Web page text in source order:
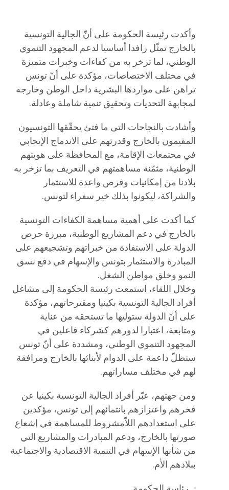
وأكدت رئيسة الحكومة على أنّ الجالية التونسية
بالخارج تمثّل رافدا أساسيا لدعم المجهود التنموي
الوطني، لما تزخر به من كفاءات وخبرات متميزة
في مختلف الاختصاصات، مؤكدة على أنّ تونس
تراهن على مواردها البشرية داخل الوطن وخارجه
لمجابهة التحديات وتحقيق تنمية شاملة وعادلة.
وأشادت بالنجاحات التي ما فتئ يحقّقها التونسيون
المقيمون بالخارج وقدرتهم على الاندماج الإيجابي
في مجتمعات الإقامة، مع المحافظة على هويتهم
الوطنية، مثمّنة مساهمتهم في التعريف بما تزخر به
بلادنا من إمكانيات وفرص واعدة للاستثمار
والشراكة، ليكونوا بذلك خير سفراء لتونس.
كما أكدت على أهمية مساهمة الكفاءات التونسية
بالخارج في دعم المشاريع الوطنية، مبرزة حرص
الدولة على الاستفادة من خبراتهم وتشجيعهم على
المبادرة والاستثمار بتونس والإسهام في دفع نسق
النمو وخلق مواطن الشغل.
وخلال اللقاء، استمعت رئيسة الحكومة إلى مشاغل
أفراد الجالية التونسية بكينيا ومقترحاتهم، مؤكدة
على أنّ الدولة ستوليها ما تستحقه من عناية
ومتابعة، اعتبارا لدورهم كشركاء فاعلين في
المجهود التنموي الوطني، ومشددة على أنّ تونس
ستظلّ داعمة على الدوام لأبنائها بالخارج ومرافقة
لهم في مختلف مساراتهم.
ومن جهتهم، عبّر أفراد الجالية التونسية بكينيا عن
فخرهم واعتزازهم بانتمائهم إلى تونس، مؤكدين
على استعدادهم اللاّمشروط للمساهمة في إشعاع
صورتها بالخارج، ودعم المبادرات والمشاريع التي
من شأنها الإسهام في التنمية الاقتصادية والاجتماعية
ببلادهم الأم.